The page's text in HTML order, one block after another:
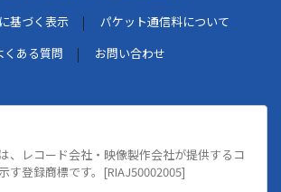
基づく表示
パケット通信料について
くある質問
お問い合わせ
、レコード会社・映像製作会社が提供するコ
す登録商標です。[RIAJ50002005]